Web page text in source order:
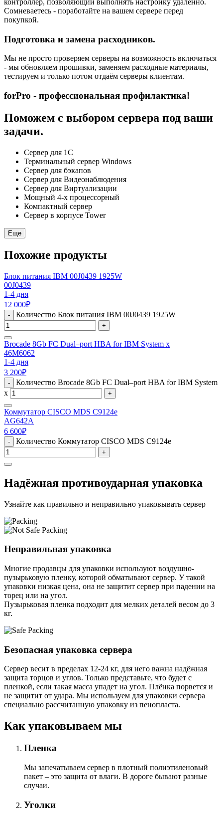
контроллер, позволяющий выполнять настройку удаленно.
Сомневаетесь - поработайте на вашем сервере перед
покупкой.
Подготовка и замена расходников.
Мы не просто проверяем серверы на возможность включаться
- мы обновляем прошивки, заменяем расходные материалы,
тестируем и только потом отдаём серверы клиентам.
forPro - профессиональная профилактика!
Поможем с выбором сервера под ваши
задачи.
Сервер для 1С
Терминальный сервер Windows
Сервер для бэкапов
Сервер для Видеонаблюдения
Сервер для Виртуализации
Мощный 4-х процессорный
Компактный сервер
Сервер в корпусе Tower
Еще
Похожие продукты
Блок питания IBM 00J0439 1925W
00J0439
1-4 дня
12 000₽
- Количество Блок питания IBM 00J0439 1925W
+
Brocade 8Gb FC Dual–port HBA for IBM System x
46M6062
1-4 дня
3 200₽
-
Количество Brocade 8Gb FC Dual–port HBA for IBM System
x
+
Коммутатор CISCO MDS C9124e
AG642A
6 600₽
- Количество Коммутатор CISCO MDS C9124e
+
Надёжная противоударная упаковка
Узнайте как правильно и неправильно упаковывать сервер
Неправильная упаковка
Многие продавцы для упаковки используют воздушно-
пузырьковую пленку, которой обматывают сервер. У такой
упаковки низкая цена, она не защитит сервер при падении на
торец или на угол.
Пузырьковая пленка подходит для мелких деталей весом до 3
кг.
Безопасная упаковка сервера
Сервер весит в пределах 12-24 кг, для него важна надёжная
защита торцов и углов. Только представьте, что будет с
пленкой, если такая масса упадет на угол. Плёнка порвется и
не защитит от удара. Мы используем для упаковки сервера
специально расcчитанную упаковку из пенопласта.
Как упаковываем мы
Пленка
Мы запечатываем сервер в плотный полиэтиленовый
пакет – это защита от влаги. В дороге бывают разные
случаи.
Уголки